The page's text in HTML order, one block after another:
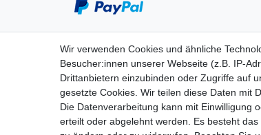
Einkaufen
Zahlungsarten
Versandarten & -kosten
Widerrufsrecht
Warenkorb
Wir verwenden Cookies und ähnliche
Besucher:innen unserer Webseite (z.B. IP-
Drittanbietern einzubinden oder Zugriffe auf
gesetzte Cookies. Wir teilen diese Daten mit
Die Datenverarbeitung kann mit Einwilligung
erteilt oder abgelehnt werden. Es besteht